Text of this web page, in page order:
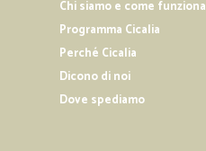
Chi siamo e come funziona
Programma Cicalia
Perché Cicalia
Dicono di noi
Dove spediamo